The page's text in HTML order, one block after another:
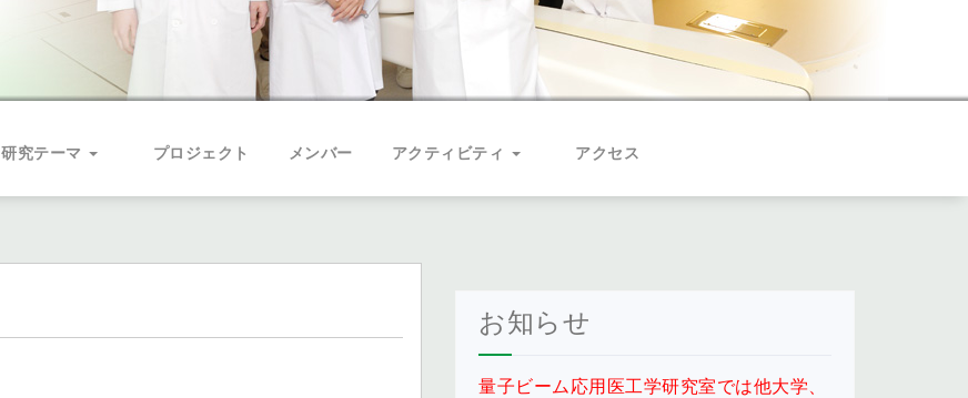
研究テーマ プロジェクト メンバー アクティビティ アクセス
お知らせ
量子ビーム応用医工学研究室では他大学、